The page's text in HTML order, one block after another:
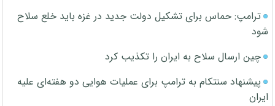
ترامپ: حماس برای تشکیل دولت جدید در غزه باید خلع سلاح
شود
چین ارسال سلاح به ایران را تکذیب کرد
پیشنهاد سنتکام به ترامپ برای عملیات هوایی دو هفته‌ای علیه
ایران